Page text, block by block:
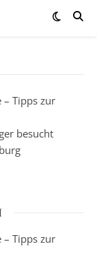
Tipps zur
besucht
Tipps zur